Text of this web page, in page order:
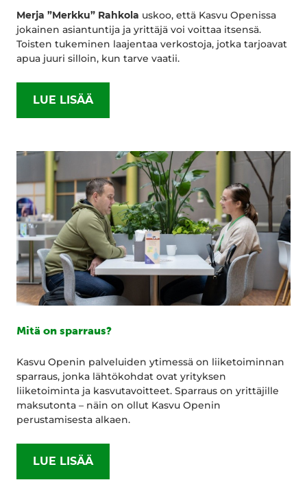
Merja ”Merkku” Rahkola uskoo, että Kasvu Openissa
jokainen asiantuntija ja yrittäjä voi voittaa itsensä.
Toisten tukeminen laajentaa verkostoja, jotka tarjoavat
apua juuri silloin, kun tarve vaatii.
LUE LISÄÄ
Mitä on sparraus?
Kasvu Openin palveluiden ytimessä on liiketoiminnan
sparraus, jonka lähtökohdat ovat yrityksen
liiketoiminta ja kasvutavoitteet. Sparraus on yrittäjille
maksutonta – näin on ollut Kasvu Openin
perustamisesta alkaen.
LUE LISÄÄ